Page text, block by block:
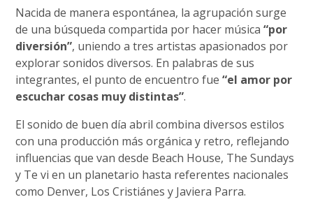
Nacida de manera espontánea, la agrupación surge
de una búsqueda compartida por hacer música“por
diversión”, uniendo a tres artistas apasionados por
explorar sonidos diversos. En palabras de sus
integrantes, el punto de encuentro fue“el amor por
escuchar cosas muy distintas”.
El sonido de buen día abril combina diversos estilos
con una producción más orgánica y retro, reflejando
influencias que van desde Beach House, The Sundays
y Te vi en un planetario hasta referentes nacionales
como Denver, Los Cristiánes y Javiera Parra.